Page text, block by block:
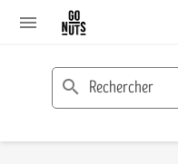

search